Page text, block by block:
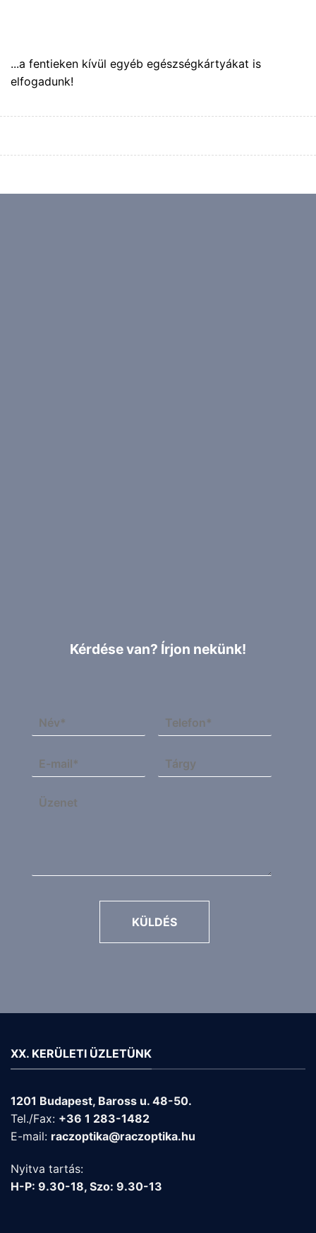
...a fentieken kívül egyéb egészségkártyákat is
elfogadunk!
Kérdése van? Írjon nekünk!
KÜLDÉS
XX. KERÜLETI ÜZLETÜNK
1201 Budapest, Baross u. 48-50.
Tel./Fax: +36 1 283-1482
E-mail: raczoptika@raczoptika.hu
Nyitva tartás:
H-P: 9.30-18, Szo: 9.30-13